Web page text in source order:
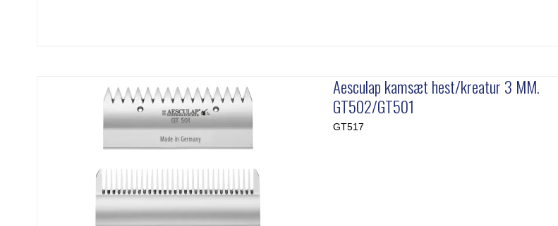
Aesculap kamsæt hest/kreatur 3 MM.
GT502/GT501
GT517